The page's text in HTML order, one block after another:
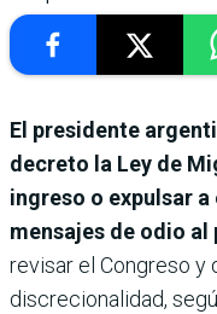
El presidente
decreto la Ley de
ingreso o expulsar
mensajes de odio al
revisar el Congreso y
discrecionalidad,